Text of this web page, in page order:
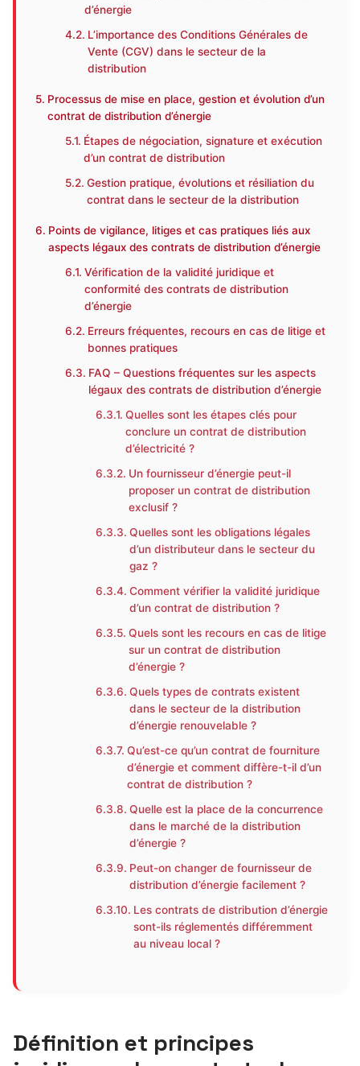
d’énergie
L’importance des Conditions Générales de
Vente (CGV) dans le secteur de la
distribution
Processus de mise en place, gestion et évolution d’un
contrat de distribution d’énergie
Étapes de négociation, signature et exécution
d’un contrat de distribution
Gestion pratique, évolutions et résiliation du
contrat dans le secteur de la distribution
Points de vigilance, litiges et cas pratiques liés aux
aspects légaux des contrats de distribution d’énergie
Vérification de la validité juridique et
conformité des contrats de distribution
d’énergie
Erreurs fréquentes, recours en cas de litige et
bonnes pratiques
FAQ – Questions fréquentes sur les aspects
légaux des contrats de distribution d’énergie
Quelles sont les étapes clés pour
conclure un contrat de distribution
d’électricité ?
Un fournisseur d’énergie peut-il
proposer un contrat de distribution
exclusif ?
Quelles sont les obligations légales
d’un distributeur dans le secteur du
gaz ?
Comment vérifier la validité juridique
d’un contrat de distribution ?
Quels sont les recours en cas de litige
sur un contrat de distribution
d’énergie ?
Quels types de contrats existent
dans le secteur de la distribution
d’énergie renouvelable ?
Qu’est-ce qu’un contrat de fourniture
d’énergie et comment diffère-t-il d’un
contrat de distribution ?
Quelle est la place de la concurrence
dans le marché de la distribution
d’énergie ?
Peut-on changer de fournisseur de
distribution d’énergie facilement ?
Les contrats de distribution d’énergie
sont-ils réglementés différemment
au niveau local ?
Définition et principes